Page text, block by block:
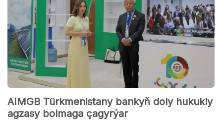
AIMGB Türkmenistany bankyň doly hukukly
agzasy bolmaga çagyrýar